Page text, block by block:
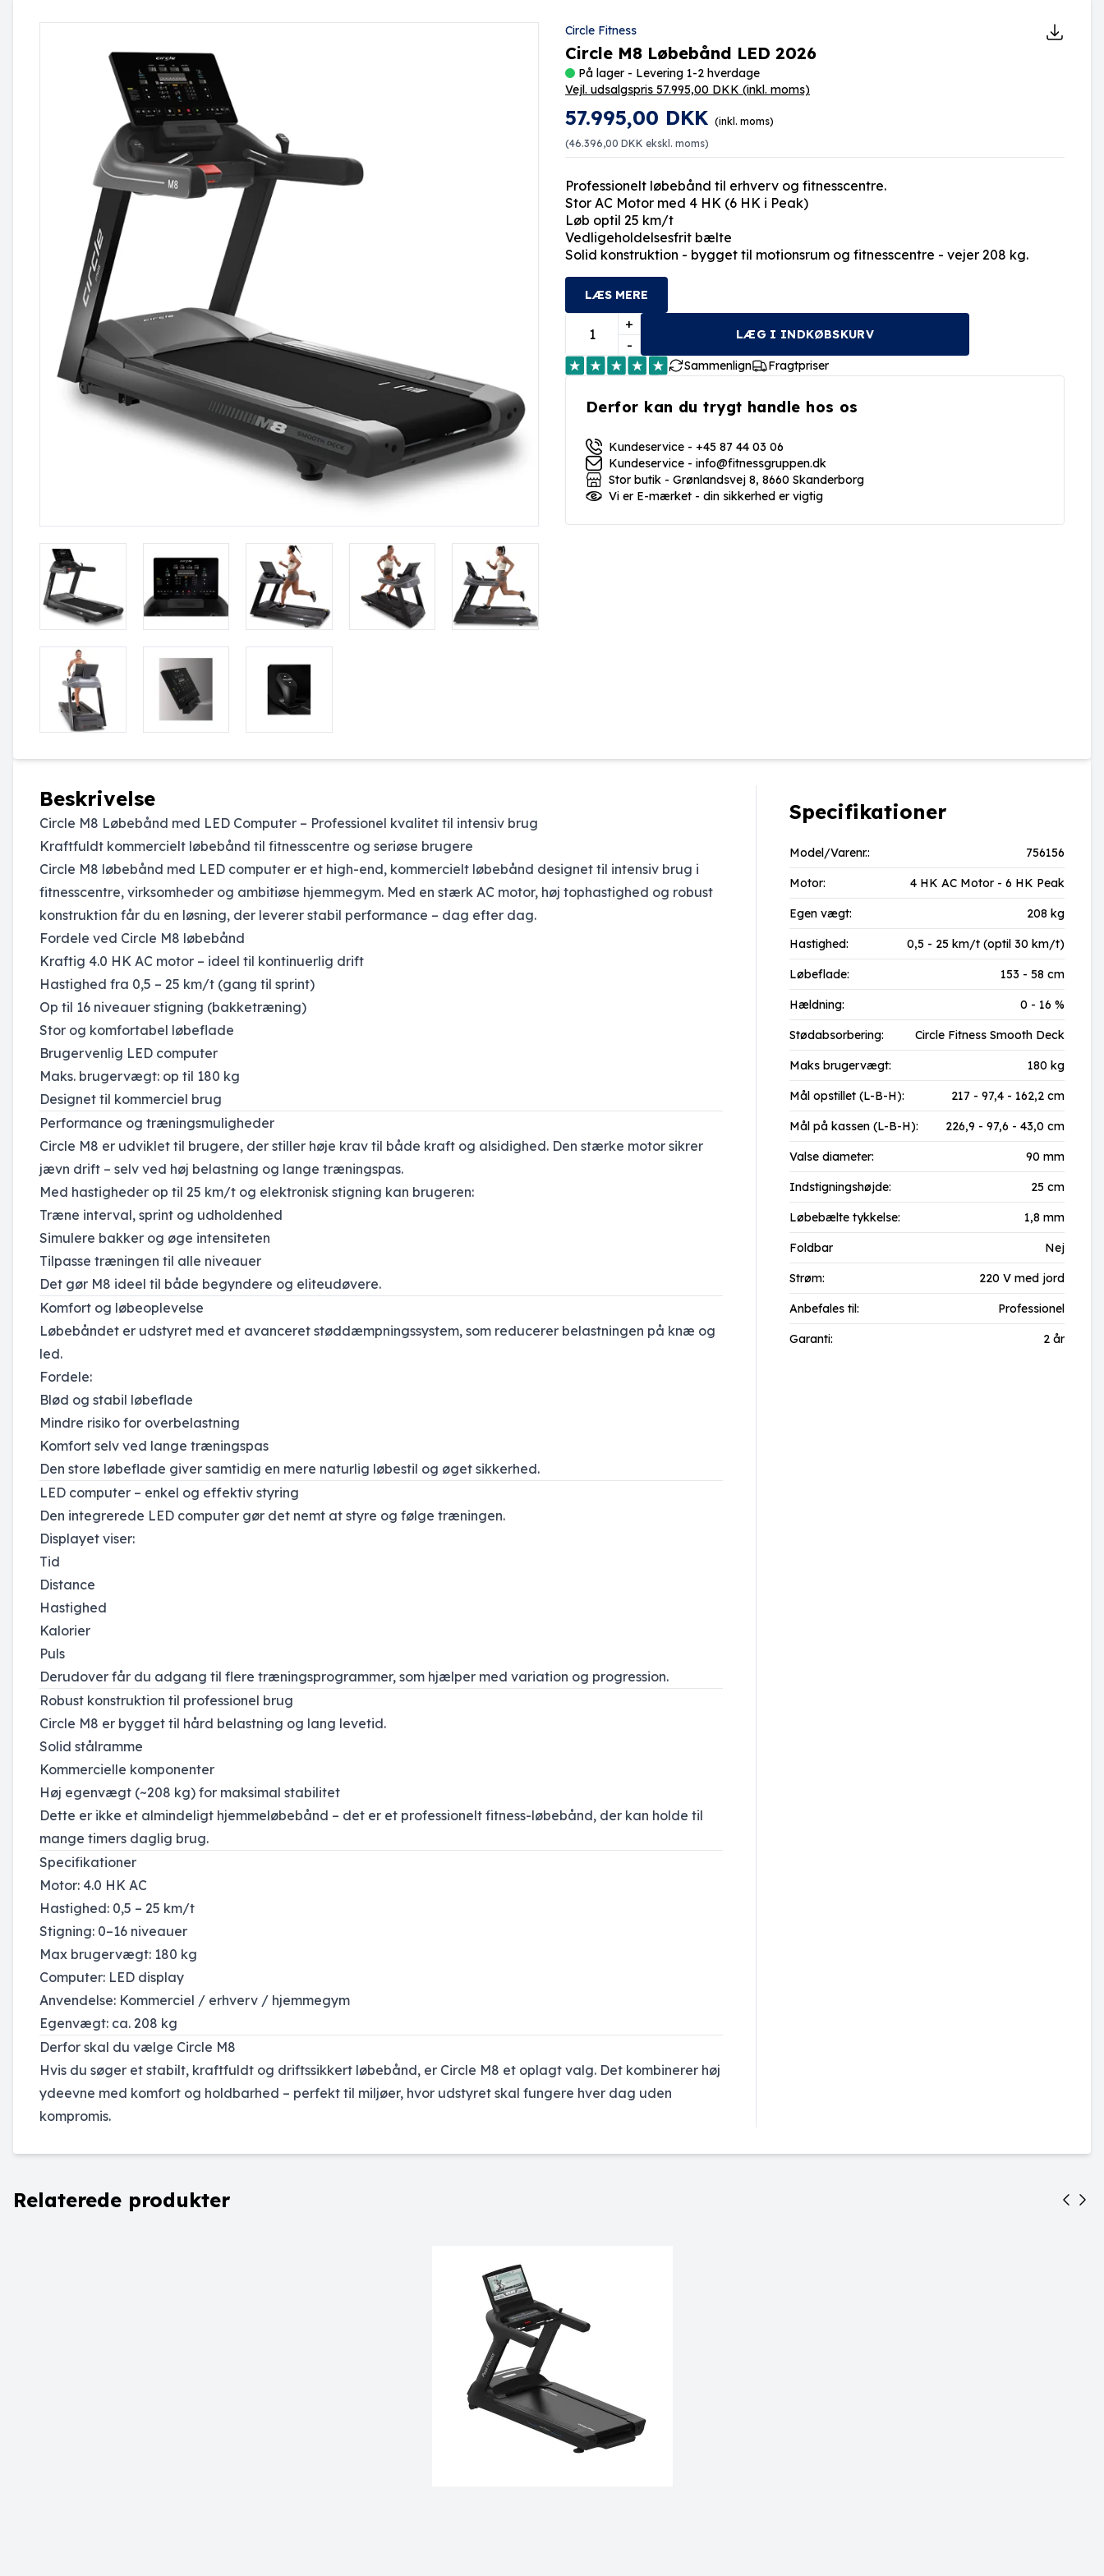
Circle Fitness
Circle M8 Løbebånd LED 2026
På lager - Levering 1-2 hverdage
Vejl. udsalgspris 57.995,00 DKK (inkl. moms)
57.995,00 DKK (inkl. moms)
(46.396,00 DKK ekskl. moms)
Professionelt løbebånd til erhverv og fitnesscentre.
Stor AC Motor med 4 HK (6 HK i Peak)
Løb optil 25 km/t
Vedligeholdelsesfrit bælte
Solid konstruktion - bygget til motionsrum og fitnesscentre - vejer 208 kg.
LÆS MERE
+
-
LÆG I INDKØBSKURV
Sammenlign Fragtpriser
Derfor kan du trygt handle hos os
Kundeservice - +45 87 44 03 06
Kundeservice - info@fitnessgruppen.dk
Stor butik - Grønlandsvej 8, 8660 Skanderborg
Vi er E-mærket - din sikkerhed er vigtig
Beskrivelse
Circle M8 Løbebånd med LED Computer – Professionel kvalitet til intensiv brug
Kraftfuldt kommercielt løbebånd til fitnesscentre og seriøse brugere
Circle M8 løbebånd med LED computer er et high-end, kommercielt løbebånd designet til intensiv brug i
fitnesscentre, virksomheder og ambitiøse hjemmegym. Med en stærk AC motor, høj tophastighed og robust
konstruktion får du en løsning, der leverer stabil performance – dag efter dag.
Fordele ved Circle M8 løbebånd
Kraftig 4.0 HK AC motor – ideel til kontinuerlig drift
Hastighed fra 0,5 – 25 km/t (gang til sprint)
Op til 16 niveauer stigning (bakketræning)
Stor og komfortabel løbeflade
Brugervenlig LED computer
Maks. brugervægt: op til 180 kg
Designet til kommerciel brug
Performance og træningsmuligheder
Circle M8 er udviklet til brugere, der stiller høje krav til både kraft og alsidighed. Den stærke motor sikrer
jævn drift – selv ved høj belastning og lange træningspas.
Med hastigheder op til 25 km/t og elektronisk stigning kan brugeren:
Træne interval, sprint og udholdenhed
Simulere bakker og øge intensiteten
Tilpasse træningen til alle niveauer
Det gør M8 ideel til både begyndere og eliteudøvere.
Komfort og løbeoplevelse
Løbebåndet er udstyret med et avanceret støddæmpningssystem, som reducerer belastningen på knæ og
led.
Fordele:
Blød og stabil løbeflade
Mindre risiko for overbelastning
Komfort selv ved lange træningspas
Den store løbeflade giver samtidig en mere naturlig løbestil og øget sikkerhed.
LED computer – enkel og effektiv styring
Den integrerede LED computer gør det nemt at styre og følge træningen.
Displayet viser:
Tid
Distance
Hastighed
Kalorier
Puls
Derudover får du adgang til flere træningsprogrammer, som hjælper med variation og progression.
Robust konstruktion til professionel brug
Circle M8 er bygget til hård belastning og lang levetid.
Solid stålramme
Kommercielle komponenter
Høj egenvægt (~208 kg) for maksimal stabilitet
Dette er ikke et almindeligt hjemmeløbebånd – det er et professionelt fitness-løbebånd, der kan holde til
mange timers daglig brug.
Specifikationer
Motor: 4.0 HK AC
Hastighed: 0,5 – 25 km/t
Stigning: 0–16 niveauer
Max brugervægt: 180 kg
Computer: LED display
Anvendelse: Kommerciel / erhverv / hjemmegym
Egenvægt: ca. 208 kg
Derfor skal du vælge Circle M8
Hvis du søger et stabilt, kraftfuldt og driftssikkert løbebånd, er Circle M8 et oplagt valg. Det kombinerer høj
ydeevne med komfort og holdbarhed – perfekt til miljøer, hvor udstyret skal fungere hver dag uden
kompromis.
Specifikationer
Model/Varenr.: 756156
Motor: 4 HK AC Motor - 6 HK Peak
Egen vægt: 208 kg
Hastighed: 0,5 - 25 km/t (optil 30 km/t)
Løbeflade: 153 - 58 cm
Hældning: 0 - 16 %
Stødabsorbering: Circle Fitness Smooth Deck
Maks brugervægt: 180 kg
Mål opstillet (L-B-H): 217 - 97,4 - 162,2 cm
Mål på kassen (L-B-H): 226,9 - 97,6 - 43,0 cm
Valse diameter: 90 mm
Indstigningshøjde: 25 cm
Løbebælte tykkelse: 1,8 mm
Foldbar Nej
Strøm: 220 V med jord
Anbefales til: Professionel
Garanti: 2 år
Relaterede produkter